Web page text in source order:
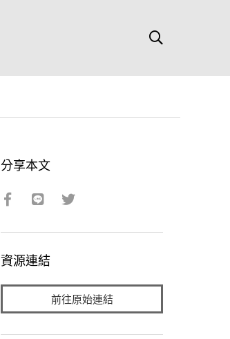
分享本文
資源連結
前往原始連結